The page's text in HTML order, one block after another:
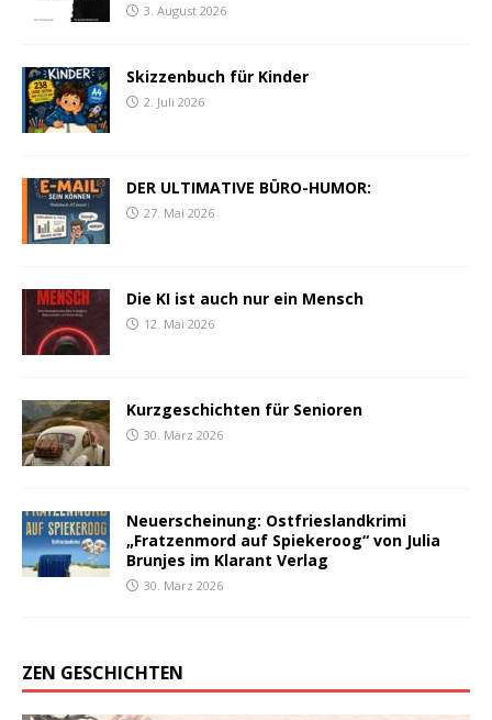
3. August 2026
Skizzenbuch für Kinder
2. Juli 2026
DER ULTIMATIVE BÜRO-HUMOR:
27. Mai 2026
Die KI ist auch nur ein Mensch
12. Mai 2026
Kurzgeschichten für Senioren
30. März 2026
Neuerscheinung: Ostfrieslandkrimi
„Fratzenmord auf Spiekeroog“ von Julia
Brunjes im Klarant Verlag
30. März 2026
ZEN GESCHICHTEN